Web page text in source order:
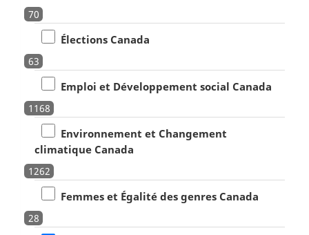
70
Élections Canada
63
Emploi et Développement social Canada
1168
Environnement et Changement
climatique Canada
1262
Femmes et Égalité des genres Canada
28